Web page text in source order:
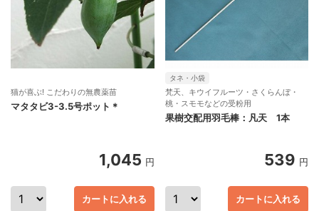
猫が喜ぶ! こだわりの無農薬苗
マタタビ3-3.5号ポット＊
1,045 円
カートに入れる
タネ・小袋
梵天、キウイフルーツ・さくらんぼ・
桃・スモモなどの受粉用
果樹交配用羽毛棒：凡天 1本
539 円
カートに入れる